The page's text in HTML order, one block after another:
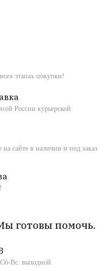
этапах покупки!
России курьерской
на сайте в наличии и под заказ
готовы помочь.
Вс: выходной